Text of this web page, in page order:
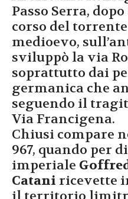
Passo Serra,
corso del
medioevo,
sviluppò la via
soprattutto dai
germanica che
seguendo il
Via Francigena.
Chiusi compare
967, quando per
imperiale
Catani ricevette